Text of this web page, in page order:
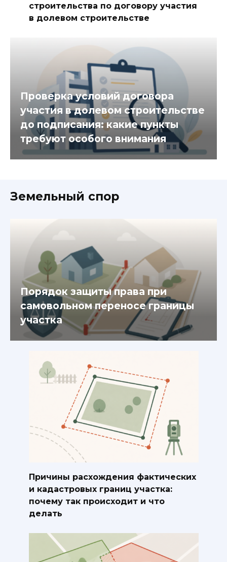
строительства по договору участия
в долевом строительстве
Проверка условий договора
участия в долевом строительстве
до подписания: какие пункты
требуют особого внимания
Земельный спор
Порядок защиты права при
самовольном переносе границы
участка
Причины расхождения фактических
и кадастровых границ участка:
почему так происходит и что
делать